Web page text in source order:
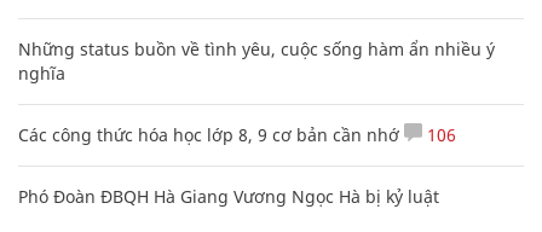
Những status buồn về tình yêu, cuộc sống hàm ẩn nhiều ý
nghĩa
Các công thức hóa học lớp 8, 9 cơ bản cần nhớ 106
Phó Đoàn ĐBQH Hà Giang Vương Ngọc Hà bị kỷ luật